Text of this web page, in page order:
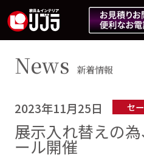
News 新着情報
セ
2023年11月25日
展示入れ替えの
ール開催